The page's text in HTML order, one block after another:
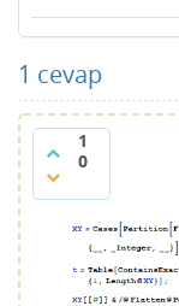
1 cevap
1
0